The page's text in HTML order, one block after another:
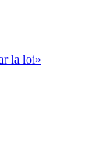
la loi»